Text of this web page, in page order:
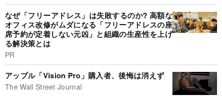
なぜ「フリーアドレス」は失敗するのか? 高額な
オフィス改修がムダになる「フリーアドレスの座
席予約が定着しない元凶」と組織の生産性を上げ
る解決策とは
PR
アップル「Vision Pro」購入者、後悔は消えず
The Wall Street Journal